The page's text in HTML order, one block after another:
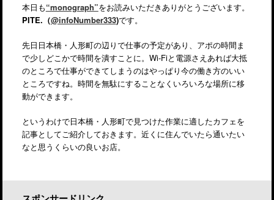
本日も“monograph”をお読みいただきありがとうございます。
PITE.（@infoNumber333)です。
先日日本橋・人形町の辺りで仕事の予定があり、アポの時間ま
で少しどこかで時間を潰すことに。Wi-Fiと電源さえあれば大抵
のところで仕事ができてしまうのはやっぱり今の働き方のいい
ところですね。時間を無駄にすることなくいろいろな場所に移
動ができます。
というわけで日本橋・人形町で見つけた作業に適したカフェを
記事としてご紹介しておきます。近くに住んでいたら通いたい
なと思うくらいの良いお店。